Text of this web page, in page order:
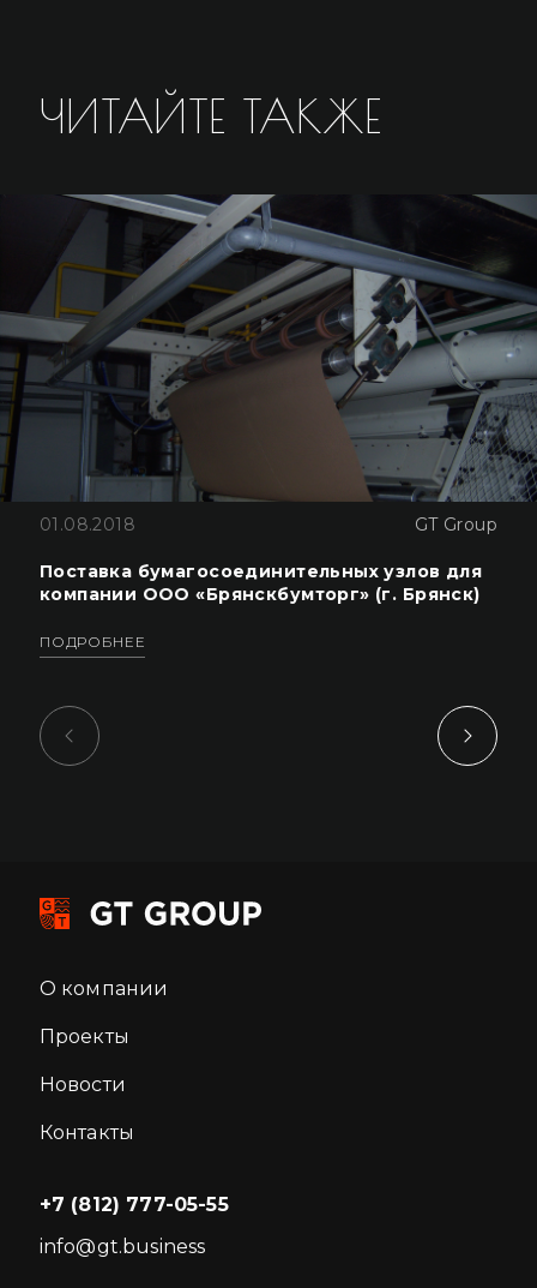
ЧИТАЙТЕ ТАКЖЕ
01.08.2018 GT Group
Поставка бумагосоединительных узлов для
компании ООО «Брянскбумторг» (г. Брянск)
ПОДРОБНЕЕ
О компании
Проекты
Новости
Контакты
info@gt.business
+7 (812) 777-05-55